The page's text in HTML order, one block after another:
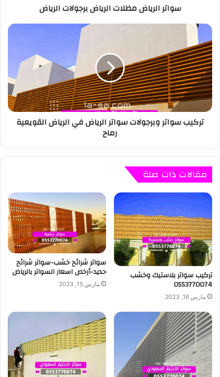
سواتر الرياض مظلات الرياض برجولات الرياض
تركيب سواتر وبرجولات سواتر الرياض في الرياض القويعية
رماح
مقالات ذات صلة
تركيب سواتر بلاستيك وخشب
0553770074
مارس 16, 2023
سواتر شرائح خشب-سواتر شرائح
حديد-أرخص اسعار السواتر بالرياض
مارس 15, 2023